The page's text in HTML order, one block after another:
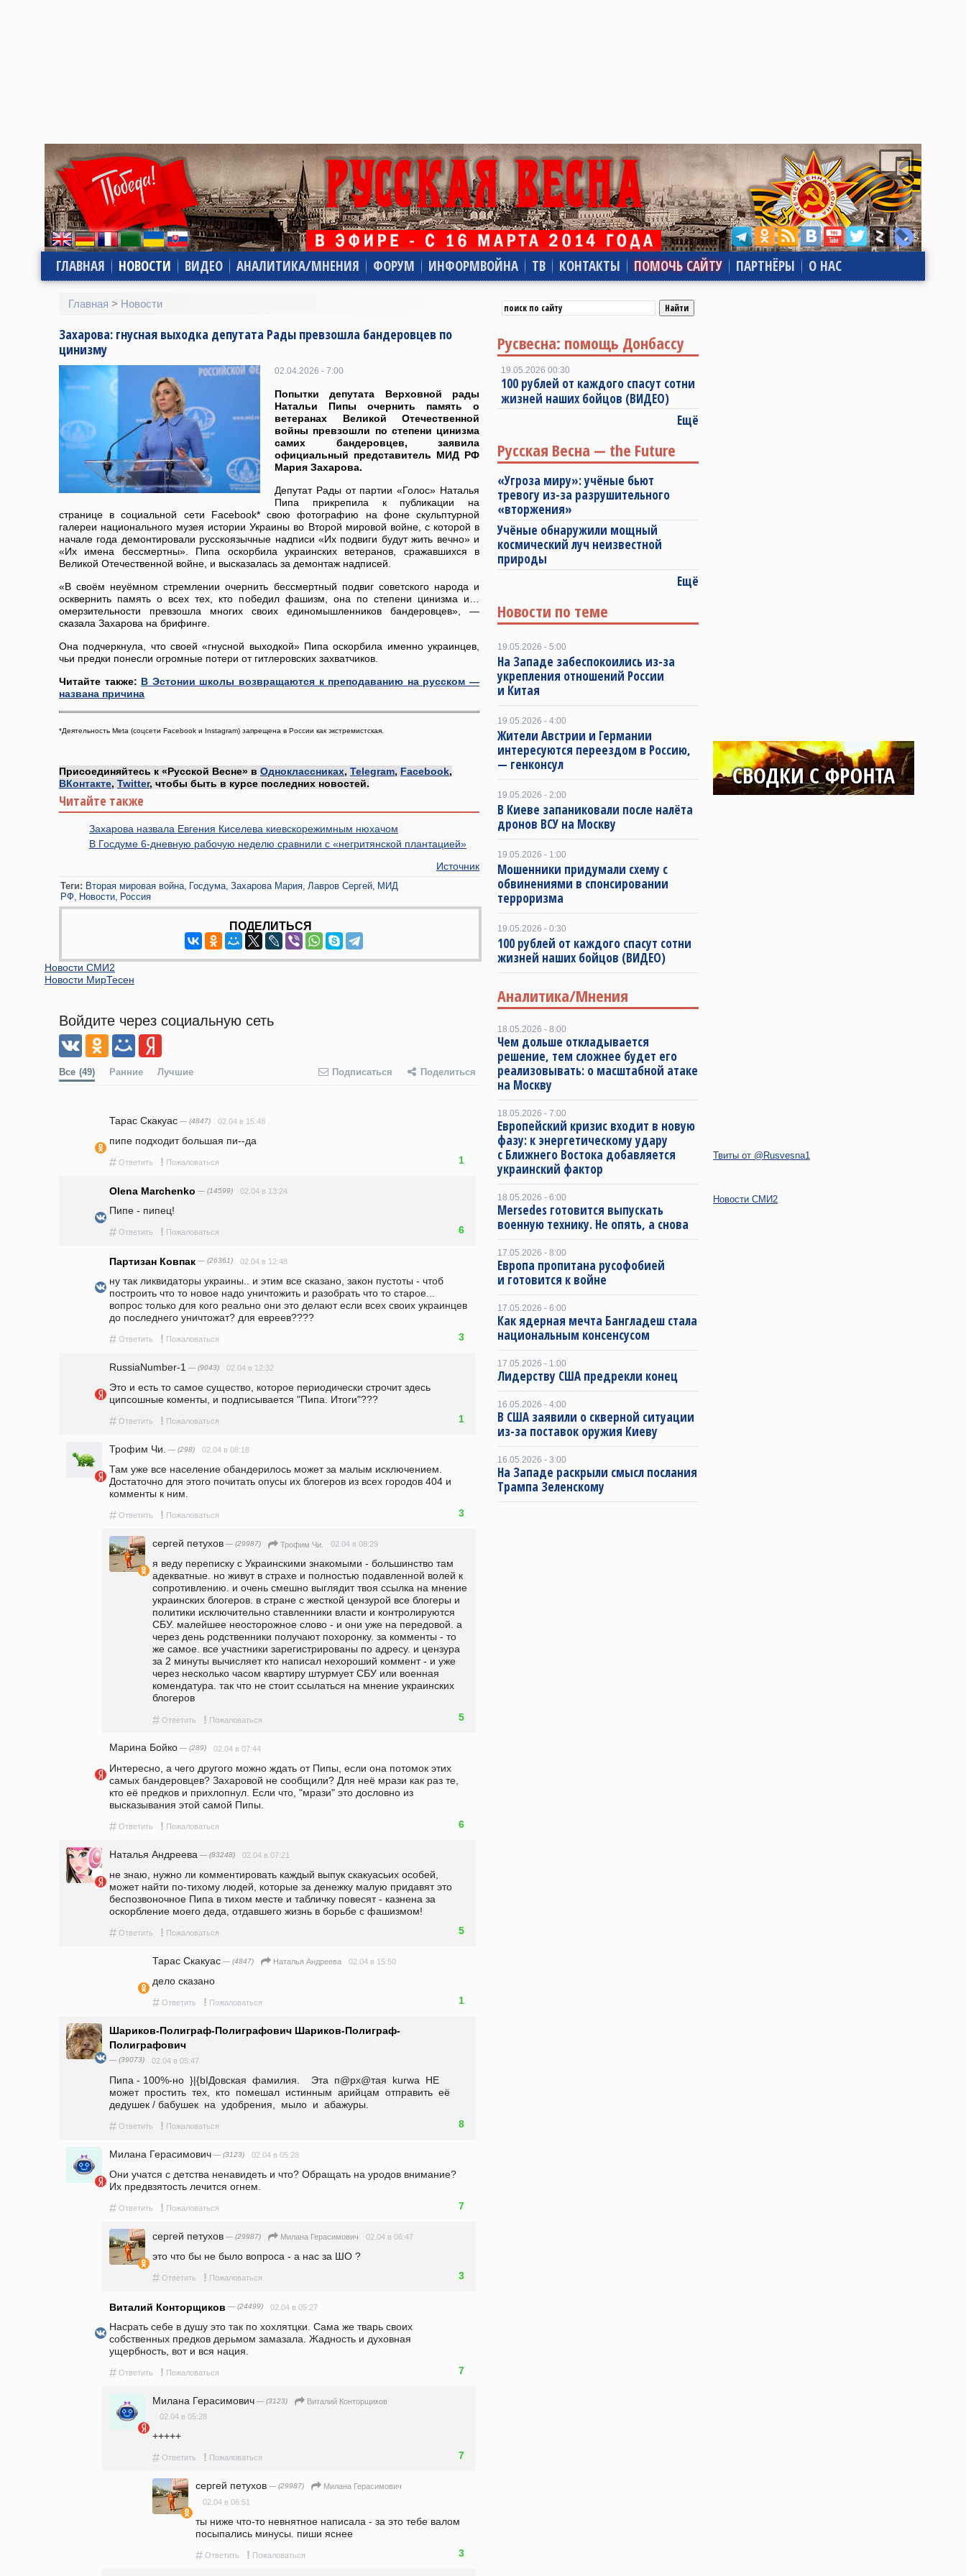
ГЛАВНАЯ НОВОСТИ ВИДЕО АНАЛИТИКА/МНЕНИЯ ФОРУМ ИНФОРМВОЙНА ТВ КОНТАКТЫ ПОМОЧЬ САЙТУ ПАРТНЁРЫ О НАС
Главная > Новости
Захарова: гнусная выходка депутата Рады превзошла бандеровцев по
цинизму
02.04.2026 - 7:00
Попытки депутата Верховной рады
Натальи Пипы очернить память о
ветеранах Великой Отечественной
войны превзошли по степени цинизма
самих бандеровцев, заявила
официальный представитель МИД РФ
Мария Захарова.
Депутат Рады от партии «Голос» Наталья
Пипа прикрепила к публикации на
странице в социальной сети Facebook* свою фотографию на фоне скульптурной
галереи национального музея истории Украины во Второй мировой войне, с которой в
начале года демонтировали русскоязычные надписи «Их подвиги будут жить вечно» и
«Их имена бессмертны». Пипа оскорбила украинских ветеранов, сражавшихся в
Великой Отечественной войне, и высказалась за демонтаж надписей.
«В своём неуёмном стремлении очернить бессмертный подвиг советского народа и
осквернить память о всех тех, кто победил фашизм, она по степени цинизма и…
омерзительности превзошла многих своих единомышленников бандеровцев», —
сказала Захарова на брифинге.
Она подчеркнула, что своей «гнусной выходкой» Пипа оскорбила именно украинцев,
чьи предки понесли огромные потери от гитлеровских захватчиков.
Читайте также: В Эстонии школы возвращаются к преподаванию на русском —
названа причина
*Деятельность Meta (соцсети Facebook и Instagram) запрещена в России как экстремистская.
Присоединяйтесь к «Русской Весне» в Одноклассниках, Telegram, Facebook,
ВКонтакте, Twitter, чтобы быть в курсе последних новостей.
Читайте также
Захарова назвала Евгения Киселева киевскорежимным нюхачом
В Госдуме 6-дневную рабочую неделю сравнили с «негритянской плантацией»
Источник
Теги: Вторая мировая война Госдума Захарова Мария Лавров Сергей МИД
РФ Новости Россия
ПОДЕЛИТЬСЯ
Новости СМИ2
Новости МирТесен
Войдите через социальную сеть
Все (49) Ранние Лучшие Подписаться Поделиться
Тарас Скакуас — (4847) 02.04 в 15:48
пипе подходит большая пи--да
# Ответить ! Пожаловаться 1
Olena Marchenko — (14599) 02.04 в 13:24
Пипе - пипец!
# Ответить ! Пожаловаться 6
Партизан Ковпак — (26361) 02.04 в 12:48
ну так ликвидаторы украины.. и этим все сказано, закон пустоты - чтоб
построить что то новое надо уничтожить и разобрать что то старое...
вопрос только для кого реально они это делают если всех своих украинцев
до последнего уничтожат? для евреев????
# Ответить ! Пожаловаться 3
RussiaNumber-1 — (9043) 02.04 в 12:32
Это и есть то самое существо, которое периодически строчит здесь
ципсошные коменты, и подписывается "Пипа. Итоги"???
# Ответить ! Пожаловаться 1
Трофим Чи. — (298) 02.04 в 08:18
Там уже все население обандерилось может за малым исключением.
Достаточно для этого почитать опусы их блогеров из всех городов 404 и
комменты к ним.
# Ответить ! Пожаловаться 3
сергей петухов — (29987) Трофим Чи. 02.04 в 08:29
я веду переписку с Украинскими знакомыми - большинство там
адекватные. но живут в страхе и полностью подавленной волей к
сопротивлению. и очень смешно выглядит твоя ссылка на мнение
украинских блогеров. в стране с жесткой цензурой все блогеры и
политики исключительно ставленники власти и контролируются
СБУ. малейшее неосторожное слово - и они уже на передовой. а
через день родственники получают похоронку. за комменты - то
же самое. все участники зарегистрированы по адресу. и цензура
за 2 минуты вычисляет кто написал нехороший коммент - и уже
через несколько часом квартиру штурмует СБУ или военная
комендатура. так что не стоит ссылаться на мнение украинских
блогеров
# Ответить ! Пожаловаться 5
Марина Бойко — (289) 02.04 в 07:44
Интересно, а чего другого можно ждать от Пипы, если она потомок этих
самых бандеровцев? Захаровой не сообщили? Для неё мрази как раз те,
кто её предков и прихлопнул. Если что, "мрази" это дословно из
высказывания этой самой Пипы.
# Ответить ! Пожаловаться 6
Наталья Андреева — (83248) 02.04 в 07:21
не знаю, нужно ли комментировать каждый выпук скакуасьих особей,
может найти по-тихому людей, которые за денежку малую придавят это
беспозвоночное Пипа в тихом месте и табличку повесят - казнена за
оскорбление моего деда, отдавшего жизнь в борьбе с фашизмом!
# Ответить ! Пожаловаться 5
Тарас Скакуас — (4847) Наталья Андреева 02.04 в 15:50
дело сказано
# Ответить ! Пожаловаться 1
Шариков-Полиграф-Полиграфович Шариков-Полиграф-
Полиграфович
— (39073) 02.04 в 05:47
Пипа - 100%-но  }|{bIДовская  фамилия.    Эта  п@px@тая  kurwa  НЕ
может  простить  тех,  кто  помешал  истинным  арийцам  отправить  её
дедушек / бабушек  на  удобрения,  мыло  и  абажуры.
# Ответить ! Пожаловаться 8
Милана Герасимович — (3123) 02.04 в 05:28
Они учатся с детства ненавидеть и что? Обращать на уродов внимание?
Их предвзятость лечится огнем.
# Ответить ! Пожаловаться 7
сергей петухов — (29987) Милана Герасимович 02.04 в 06:47
это что бы не было вопроса - а нас за ШО ?
# Ответить ! Пожаловаться 3
Виталий Конторщиков — (24499) 02.04 в 05:27
Насрать себе в душу это так по хохлятцки. Сама же тварь своих
собственных предков дерьмом замазала. Жадность и духовная
ущербность, вот и вся нация.
# Ответить ! Пожаловаться 7
Милана Герасимович — (3123)
Виталий Конторщиков
02.04 в 05:28
+++++
# Ответить ! Пожаловаться 7
сергей петухов — (29987)
Милана Герасимович
02.04 в 06:51
ты ниже что-то невнятное написала - за это тебе валом
посыпались минусы. пиши яснее
# Ответить ! Пожаловаться 3
Русвесна: помощь Донбассу
19.05.2026 00:30
100 рублей от каждого спасут сотни
жизней наших бойцов (ВИДЕО)
Ещё
Русская Весна — the Future
«Угроза миру»: учёные бьют
тревогу из-за разрушительного
«вторжения»
Учёные обнаружили мощный
космический луч неизвестной
природы
Ещё
Новости по теме
19.05.2026 - 5:00
На Западе забеспокоились из-за
укрепления отношений России
и Китая
19.05.2026 - 4:00
Жители Австрии и Германии
интересуются переездом в Россию,
— генконсул
19.05.2026 - 2:00
В Киеве запаниковали после налёта
дронов ВСУ на Москву
19.05.2026 - 1:00
Мошенники придумали схему с
обвинениями в спонсировании
терроризма
19.05.2026 - 0:30
100 рублей от каждого спасут сотни
жизней наших бойцов (ВИДЕО)
Аналитика/Мнения
18.05.2026 - 8:00
Чем дольше откладывается
решение, тем сложнее будет его
реализовывать: о масштабной атаке
на Москву
18.05.2026 - 7:00
Европейский кризис входит в новую
фазу: к энергетическому удару
с Ближнего Востока добавляется
украинский фактор
18.05.2026 - 6:00
Mersedes готовится выпускать
военную технику. Не опять, а снова
17.05.2026 - 8:00
Европа пропитана русофобией
и готовится к войне
17.05.2026 - 6:00
Как ядерная мечта Бангладеш стала
национальным консенсусом
17.05.2026 - 1:00
Лидерству США предрекли конец
16.05.2026 - 4:00
В США заявили о скверной ситуации
из-за поставок оружия Киеву
16.05.2026 - 3:00
На Западе раскрыли смысл послания
Трампа Зеленскому
Твиты от @Rusvesna1
Новости СМИ2